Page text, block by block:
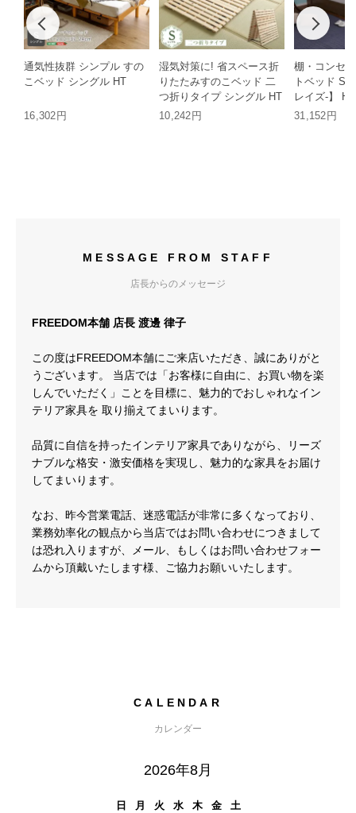
通気性抜群 シンプル すの
こベッド シングル HT
16,302円
湿気対策に! 省スペース折
りたたみすのこベッド 二
つ折りタイプ シングル HT
10,242円
棚・コンセ
トベッド S
レイズ-】 HT
31,152円
MESSAGE FROM STAFF
店長からのメッセージ
FREEDOM本舗 店長 渡邊 律子
この度はFREEDOM本舗にご来店いただき、誠にありがと
うございます。 当店では「お客様に自由に、お買い物を楽
しんでいただく」ことを目標に、魅力的でおしゃれなイン
テリア家具を 取り揃えてまいります。
品質に自信を持ったインテリア家具でありながら、リーズ
ナブルな格安・激安価格を実現し、魅力的な家具をお届け
してまいります。
なお、昨今営業電話、迷惑電話が非常に多くなっており、
業務効率化の観点から当店ではお問い合わせにつきまして
は恐れ入りますが、メール、もしくはお問い合わせフォー
ムから頂戴いたします様、ご協力お願いいたします。
CALENDAR
カレンダー
2026年8月
日 月 火 水 木 金
土